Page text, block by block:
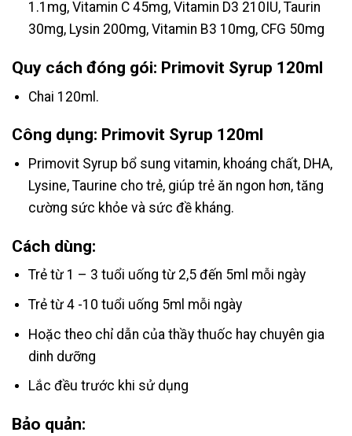
1.1mg, Vitamin C 45mg, Vitamin D3 210IU, Taurin
30mg, Lysin 200mg, Vitamin B3 10mg, CFG 50mg
Quy cách đóng gói: Primovit Syrup 120ml
Chai 120ml.
Công dụng: Primovit Syrup 120ml
Primovit Syrup bổ sung vitamin, khoáng chất, DHA,
Lysine, Taurine cho trẻ, giúp trẻ ăn ngon hơn, tăng
cường sức khỏe và sức đề kháng.
Cách dùng:
Trẻ từ 1 – 3 tuổi uống từ 2,5 đến 5ml mỗi ngày
Trẻ từ 4 -10 tuổi uống 5ml mỗi ngày
Hoặc theo chỉ dẫn của thầy thuốc hay chuyên gia
dinh dưỡng
Lắc đều trước khi sử dụng
Bảo quản: